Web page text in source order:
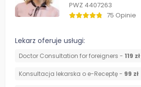
PWZ 4407263
75 Opinie
Lekarz oferuje usługi:
Doctor Consultation for foreigners - 119 zł
Konsultacja lekarska o e-Receptę - 99 zł